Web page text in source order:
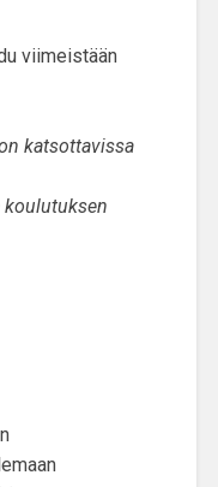
viimeistään
katsottavissa